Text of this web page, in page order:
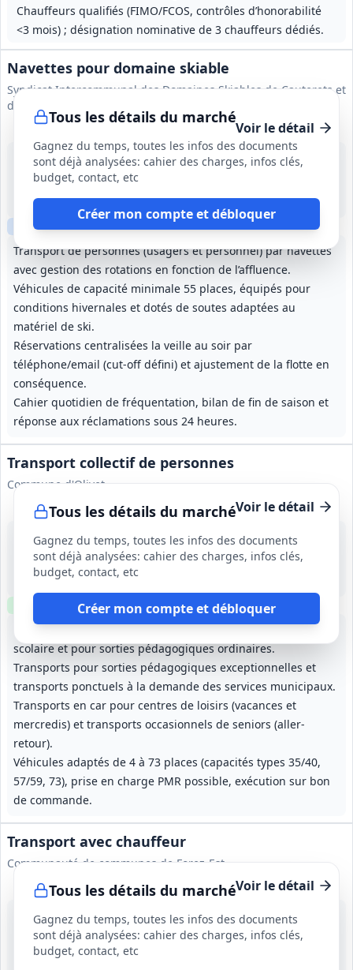
Chauffeurs qualifiés (FIMO/FCOS, contrôles d’honorabilité
<3 mois) ; désignation nominative de 3 chauffeurs dédiés.
Tous les détails du marché
Gagnez du temps, toutes les infos des documents
sont déjà analysées: cahier des charges, infos clés,
budget, contact, etc
Créer mon compte et débloquer
Navettes pour domaine skiable
Syndicat Intercommunal des Domaines Skiables de Cauterets et
de Luz-Ardiden
Voir le détail
Transport de personnes (usagers et personnel) par navettes
avec gestion des rotations en fonction de l’affluence.
Véhicules de capacité minimale 55 places, équipés pour
conditions hivernales et dotés de soutes adaptées au
matériel de ski.
Réservations centralisées la veille au soir par
téléphone/email (cut-off défini) et ajustement de la flotte en
conséquence.
Cahier quotidien de fréquentation, bilan de fin de saison et
réponse aux réclamations sous 24 heures.
15 sept. 2026
Luz-Saint-Sauveur (65)
1 an, renouvelable 2 fois
Clause sociale
Tous les détails du marché
Gagnez du temps, toutes les infos des documents
sont déjà analysées: cahier des charges, infos clés,
budget, contact, etc
Créer mon compte et débloquer
Transport collectif de personnes
Commune d'Olivet
Voir le détail
Transports scolaires réguliers des élèves pendant le temps
scolaire et pour sorties pédagogiques ordinaires.
Transports pour sorties pédagogiques exceptionnelles et
transports ponctuels à la demande des services municipaux.
Transports en car pour centres de loisirs (vacances et
mercredis) et transports occasionnels de seniors (aller-
retour).
Véhicules adaptés de 4 à 73 places (capacités types 35/40,
57/59, 73), prise en charge PMR possible, exécution sur bon
de commande.
14 sept. 2026
Olivet (45)
740 000 €
Clause environnementale
Tous les détails du marché
Gagnez du temps, toutes les infos des documents
sont déjà analysées: cahier des charges, infos clés,
budget, contact, etc
Transport avec chauffeur
Communauté de communes de Forez-Est
Voir le détail
31 août 2026
Forez-Est (42)